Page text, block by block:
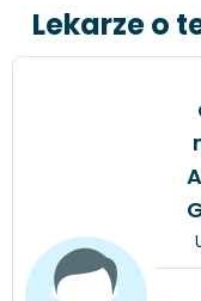
Lekarze o